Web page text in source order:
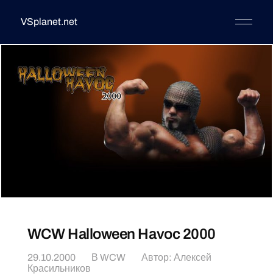
VSplanet.net
WCW Halloween Havoc 2000
29.10.2000 В WCW Автор: Алексей
Красильников